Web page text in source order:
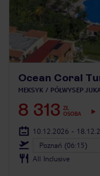
Ocean Coral
MEKSYK PÓŁWYSEP
8 313 ZŁ
OSOBA
10.12.2026 -
Poznań (06:15)
All Inclusive